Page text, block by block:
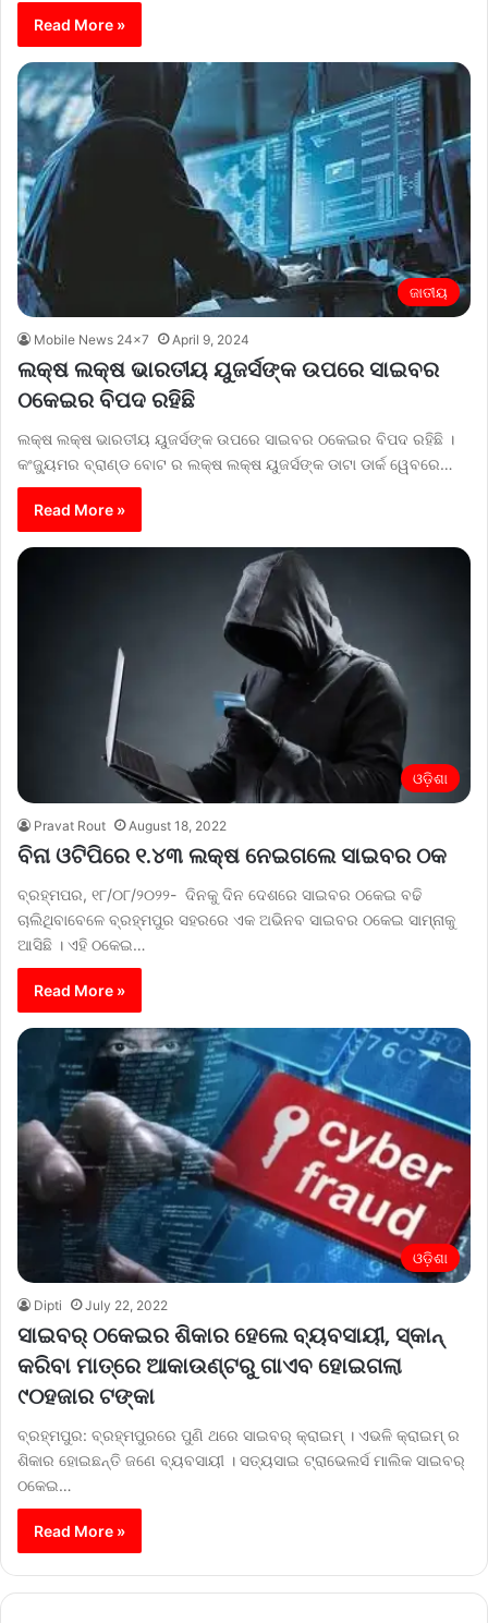
Read More »
ଜାତୀୟ
Mobile News 24x7 April 9, 2024
ଲକ୍ଷ ଲକ୍ଷ ଭାରତୀୟ ୟୁଜର୍ସଙ୍କ ଉପରେ ସାଇବର
ଠକେଇର ବିପଦ ରହିଛି
ଲକ୍ଷ ଲକ୍ଷ ଭାରତୀୟ ୟୁଜର୍ସଙ୍କ ଉପରେ ସାଇବର ଠକେଇର ବିପଦ ରହିଛି ।
କଂଜ୍ୟୁମର ବ୍ରାଣ୍ଡ ବୋଟ ର ଲକ୍ଷ ଲକ୍ଷ ୟୁଜର୍ସଙ୍କ ଡାଟା ଡାର୍କ ୱେବରେ…
Read More »
ଓଡ଼ିଶା
Pravat Rout August 18, 2022
ବିନା ଓଟିପିରେ ୧.୪୩ ଲକ୍ଷ ନେଇଗଲେ ସାଇବର ଠକ
ବ୍ରହ୍ମପର, ୧୮/୦୮/୨୦୨୨- ଦିନକୁ ଦିନ ଦେଶରେ ସାଇବର ଠକେଇ ବଢି
ଚାଲିଥିବାବେଳେ ବ୍ରହ୍ମପୁର ସହରରେ ଏକ ଅଭିନବ ସାଇବର ଠକେଇ ସାମ୍ନାକୁ
ଆସିଛି । ଏହି ଠକେଇ…
Read More »
ଓଡ଼ିଶା
Dipti July 22, 2022
ସାଇବର୍ ଠକେଇର ଶିକାର ହେଲେ ବ୍ୟବସାୟୀ, ସ୍କାନ୍
କରିବା ମାତ୍ରେ ଆକାଉଣ୍ଟରୁ ଗାଏବ ହୋଇଗଲା
୯୦ହଜାର ଟଙ୍କା
ବ୍ରହ୍ମପୁର: ବ୍ରହ୍ମପୁରରେ ପୁଣି ଥରେ ସାଇବର୍ କ୍ରାଇମ୍ । ଏଭଳି କ୍ରାଇମ୍ ର
ଶିକାର ହୋଇଛନ୍ତି ଜଣେ ବ୍ୟବସାୟୀ । ସତ୍ୟସାଇ ଟ୍ରାଭେଲର୍ସ ମାଲିକ ସାଇବର୍
ଠକେଇ…
Read More »